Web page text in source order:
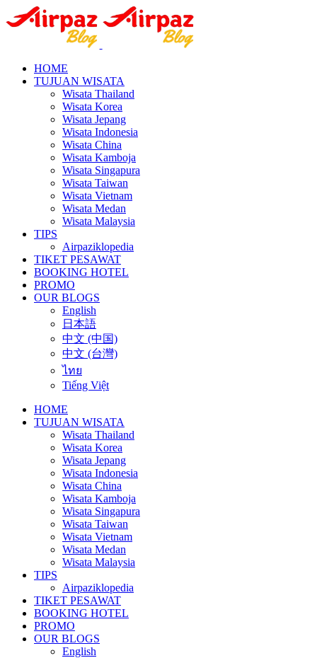
HOME
TUJUAN WISATA
Wisata Thailand
Wisata Korea
Wisata Jepang
Wisata Indonesia
Wisata China
Wisata Kamboja
Wisata Singapura
Wisata Taiwan
Wisata Vietnam
Wisata Medan
Wisata Malaysia
TIPS
Airpaziklopedia
TIKET PESAWAT
BOOKING HOTEL
PROMO
OUR BLOGS
English
日本語
中文 (中国)
中文 (台灣)
ไทย
Tiếng Việt
HOME
TUJUAN WISATA
Wisata Thailand
Wisata Korea
Wisata Jepang
Wisata Indonesia
Wisata China
Wisata Kamboja
Wisata Singapura
Wisata Taiwan
Wisata Vietnam
Wisata Medan
Wisata Malaysia
TIPS
Airpaziklopedia
TIKET PESAWAT
BOOKING HOTEL
PROMO
OUR BLOGS
English